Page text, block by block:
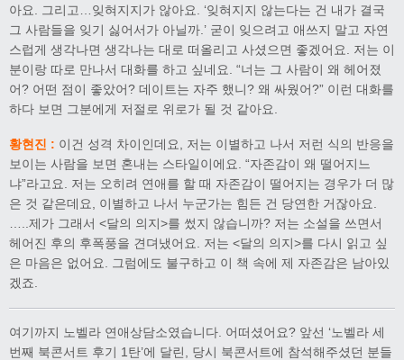
아요. 그리고…잊혀지지가 않아요. ‘잊혀지지 않는다는 건 내가 결국
그 사람들을 잊기 싫어서가 아닐까.’ 굳이 잊으려고 애쓰지 말고 자연
스럽게 생각나면 생각나는 대로 떠올리고 사셨으면 좋겠어요. 저는 이
분이랑 따로 만나서 대화를 하고 싶네요. “너는 그 사람이 왜 헤어졌
어? 어떤 점이 좋았어? 데이트는 자주 했니? 왜 싸웠어?” 이런 대화를
하다 보면 그분에게 저절로 위로가 될 것 같아요.
황현진 : 이건 성격 차이인데요, 저는 이별하고 나서 저런 식의 반응을
보이는 사람을 보면 혼내는 스타일이에요. “자존감이 왜 떨어지느
냐”라고요. 저는 오히려 연애를 할 때 자존감이 떨어지는 경우가 더 많
은 것 같은데요, 이별하고 나서 누군가는 힘든 건 당연한 거잖아요.
…..제가 그래서 <달의 의지>를 썼지 않습니까? 저는 소설을 쓰면서
헤어진 후의 후폭풍을 견뎌냈어요. 저는 <달의 의지>를 다시 읽고 싶
은 마음은 없어요. 그럼에도 불구하고 이 책 속에 제 자존감은 남아있
겠죠.
여기까지 노벨라 연애상담소였습니다. 어떠셨어요? 앞선 ‘노벨라 세
번째 북콘서트 후기 1탄’에 달린, 당시 북콘서트에 참석해주셨던 분들